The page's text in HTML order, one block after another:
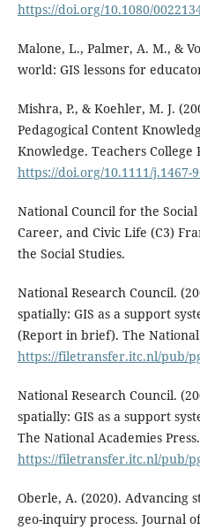
https://doi.org/10.1080/
Malone, L., Palmer, A. M., &
world: GIS lessons for
Mishra, P., & Koehler, M. J.
Pedagogical Content
Knowledge. Teachers College
https://doi.org/10.1111/j.1467-
National Council for the Social
Career, and Civic Life (C3)
the Social Studies.
National Research Council.
spatially: GIS as a support
(Report in brief). The National
https://filetransfer.itc.nl/pub/
National Research Council.
spatially: GIS as a support
The National Academies Press.
https://filetransfer.itc.nl/pub/
Oberle, A. (2020). Advancing
geo-inquiry process. Journal